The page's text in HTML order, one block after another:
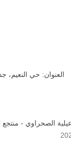
العنوان: حي النعيم،
الصحراوي - منتجع